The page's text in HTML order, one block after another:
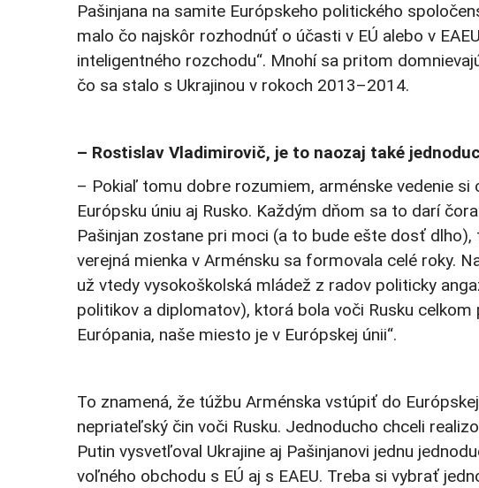
Pašinjana na samite Európskeho politického
malo čo najskôr rozhodnúť o účasti v EÚ alebo v
inteligentného rozchodu“. Mnohí sa pritom
čo sa stalo s Ukrajinou v rokoch 2013–2014.
– Rostislav Vladimirovič, je to naozaj také
– Pokiaľ tomu dobre rozumiem, arménske vedenie
Európsku úniu aj Rusko. Každým dňom sa to darí
Pašinjan zostane pri moci (a to bude ešte dosť
verejná mienka v Arménsku sa formovala celé roky.
už vtedy vysokoškolská mládež z radov politicky
politikov a diplomatov), ktorá bola voči Rusku celkom
Európania, naše miesto je v Európskej únii“.
To znamená, že túžbu Arménska vstúpiť do
nepriateľský čin voči Rusku. Jednoducho chceli
Putin vysvetľoval Ukrajine aj Pašinjanovi jednu
voľného obchodu s EÚ aj s EAEU. Treba si vybrať